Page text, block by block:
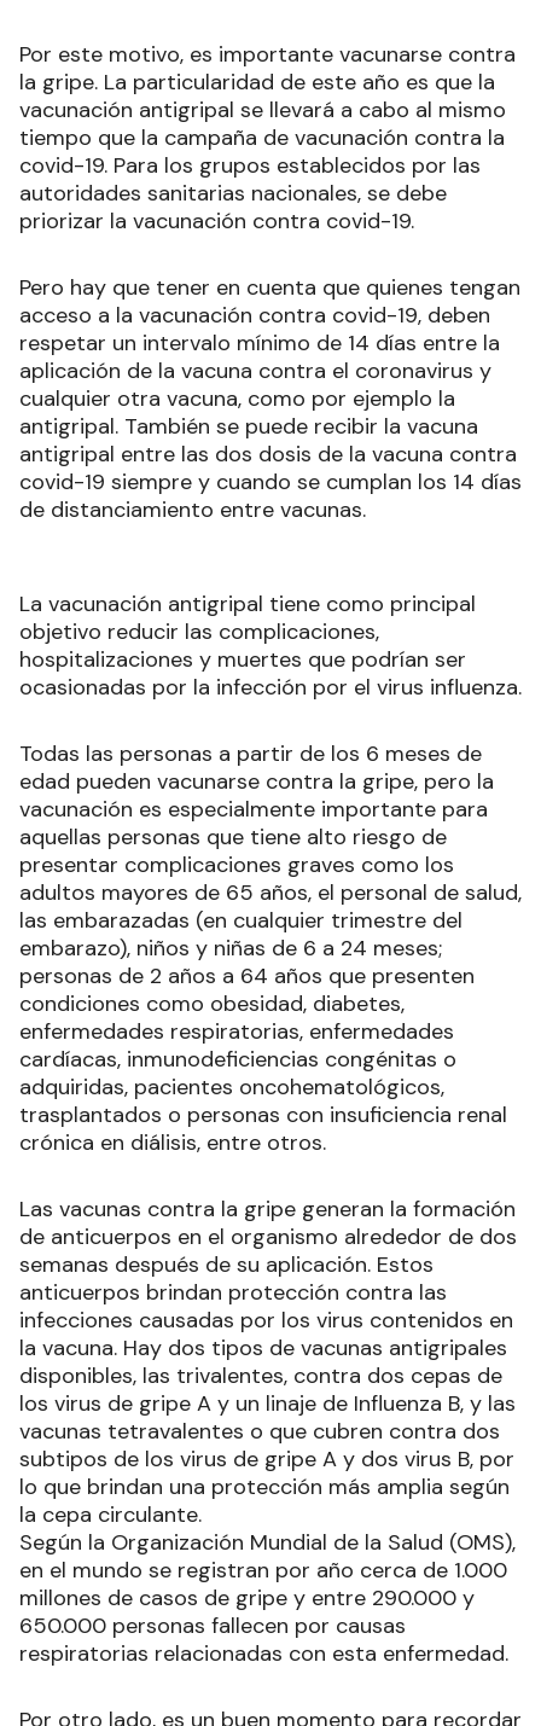
Se acerca el frío y la temporada de invierno, un
período en el que generalmente aumenta
circulación de virus respiratorios como por
ejemplo el de la gripe, y que en este contexto de
pandemia podría dar lugar a una co-circulación
del virus de influenza y del SARS-CoV-2 y generar
una carga adicional para los sistemas de salud.
Por este motivo, es importante vacunarse contra
la gripe. La particularidad de este año es que la
vacunación antigripal se llevará a cabo al mismo
tiempo que la campaña de vacunación contra la
covid-19. Para los grupos establecidos por las
autoridades sanitarias nacionales, se debe
priorizar la vacunación contra covid-19.
Pero hay que tener en cuenta que quienes tengan
aplicación de la vacuna contra el coronavirus y
cualquier otra vacuna, como por ejemplo la
antigripal. También se puede recibir la vacuna
antigripal entre las dos dosis de la vacuna contra
covid-19 siempre y cuando se cumplan los 14 días
La vacunación antigripal tiene como principal
objetivo reducir las complicaciones,
hospitalizaciones y muertes que podrían ser
ocasionadas por la infección por el virus influenza.
Todas las personas a partir de los 6 meses de
edad pueden vacunarse contra la gripe, pero la
vacunación es especialmente importante para
aquellas personas que tiene alto riesgo de
presentar complicaciones graves como los
adultos mayores de 65 años, el personal de salud,
las embarazadas (en cualquier trimestre del
personas de 2 años a 64 años que presenten
condiciones como obesidad, diabetes,
enfermedades respiratorias, enfermedades
cardíacas, inmunodeficiencias congénitas o
adquiridas, pacientes oncohematológicos,
trasplantados o personas con insuficiencia renal
crónica en diálisis, entre otros.
Las vacunas contra la gripe generan la formación
de anticuerpos en el organismo alrededor de dos
semanas después de su aplicación. Estos
anticuerpos brindan protección contra las
infecciones causadas por los virus contenidos en
la vacuna. Hay dos tipos de vacunas antigripales
disponibles, las trivalentes, contra dos cepas de
los virus de gripe A y un linaje de Influenza B, y las
vacunas tetravalentes o que cubren contra dos
lo que brindan una protección más amplia según